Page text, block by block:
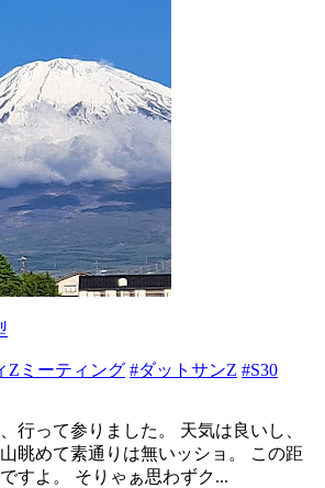
Zミーティング #ダットサンZ #S30
行って参りました。 天気は良いし、
眺めて素通りは無いッショ。 この距
すよ。 そりゃぁ思わずク...